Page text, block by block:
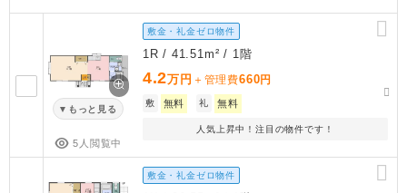
もっと見る
5人閲覧中
敷金・礼金ゼロ物件
1R / 41.51m² / 1階
4.2万円 ＋管理費660円
敷 無料 礼 無料
人気上昇中！注目の物件です！
敷金・礼金ゼロ物件